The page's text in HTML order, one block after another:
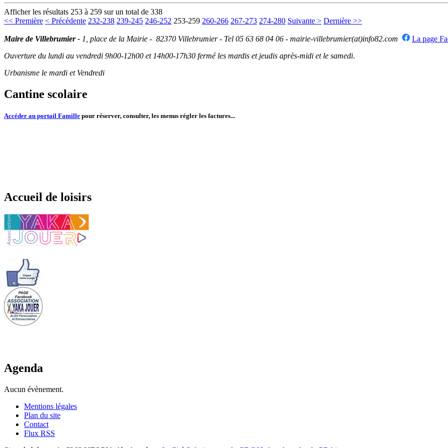
Afficher les résultats 253 à 259 sur un total de 338
<< Première < Précédente 232-238 239-245 246-252 253-259 260-266 267-273 274-280 Suivante > Dernière >>
Maire de Villebrumier - 1, place de la Mairie - 82370 Villebrumier - Tel 05 63 68 04 06 - mairie-villebrumier(at)info82.com
La page
Ouverture du lundi au vendredi 9h00-12h00 et 14h00-17h30 fermé les mardis et jeudis après-midi et le samedi.
Urbanisme le mardi et Vendredi
Cantine scolaire
Accéder au portail Famille pour réserver, consulter, les menus régler les factures...
Accueil de loisirs
Agenda
Aucun évènement.
Mentions légales
Plan du site
Contact
Flux RSS